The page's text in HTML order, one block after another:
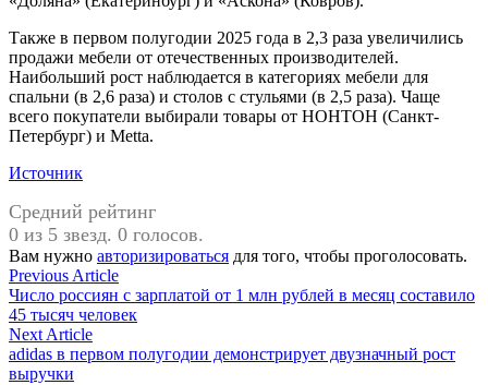
Также в первом полугодии 2025 года в 2,3 раза увеличились
продажи мебели от отечественных производителей.
Наибольший рост наблюдается в категориях мебели для
спальни (в 2,6 раза) и столов с стульями (в 2,5 раза). Чаще
всего покупатели выбирали товары от НОНТОН (Санкт-
Петербург) и Metta.
Источник
Средний рейтинг
0 из 5 звезд. 0 голосов.
Вам нужно авторизироваться для того, чтобы проголосовать.
Навигация
по
записям
Previous ArticlePrevious
article:
Число россиян с зарплатой от 1 млн рублей в месяц составило
45 тысяч человек
Next ArticleNext
article:
adidas в первом полугодии демонстрирует двузначный рост
выручки